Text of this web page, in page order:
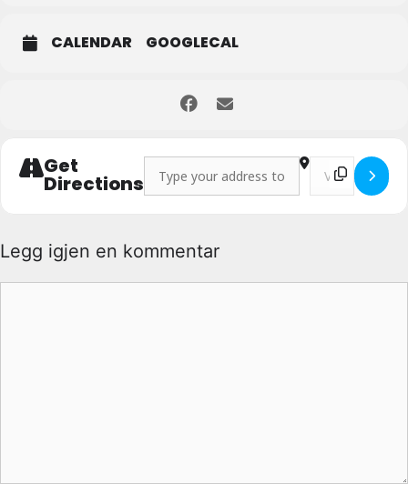
CALENDAR GOOGLECAL
Get
Directions
Address - Friidrettsuke i friluftsparken []
Destination
Legg igjen en kommentar